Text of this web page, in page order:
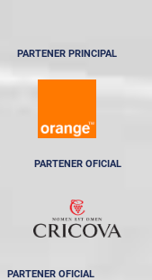
PARTENER PRINCIPAL
PARTENER OFICIAL
PARTENER OFICIAL